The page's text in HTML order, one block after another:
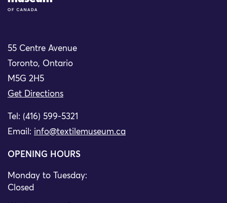
55 Centre Avenue
Toronto, Ontario
M5G 2H5
Get Directions
Tel: (416) 599-5321
Email: info@textilemuseum.ca
OPENING HOURS
Monday to Tuesday:
Closed